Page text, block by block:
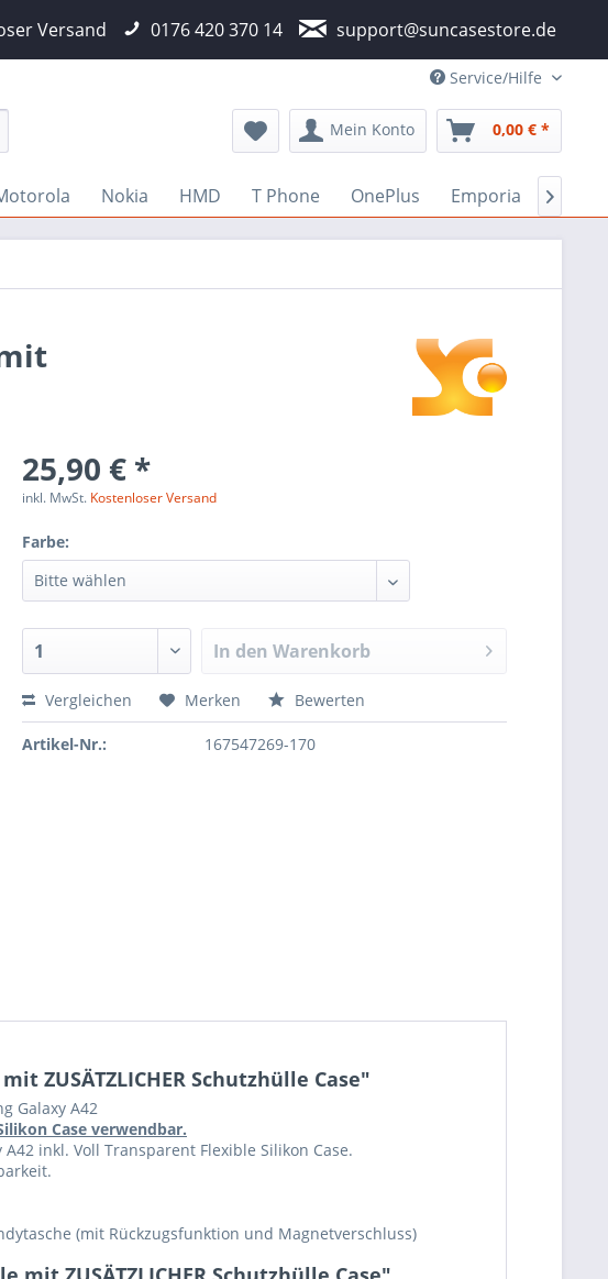
Versand 0176 420 370 14 support@suncasestore.de
Service/Hilfe
Mein Konto 0,00 € *
Nokia HMD T Phone OnePlus Emporia 
25,90 € *
inkl. MwSt. Kostenloser Versand
Farbe:
In den Warenkorb
Vergleichen Merken Bewerten
Artikel-Nr.: 167547269-170
ZUSÄTZLICHER Schutzhülle Case"
Galaxy A42
Case verwendbar.
inkl. Voll Transparent Flexible Silikon Case.
(mit Rückzugsfunktion und Magnetverschluss)